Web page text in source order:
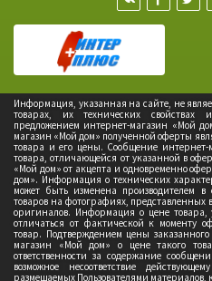
Информация, указанная на сайте, не
товарах, их технических свойствах
предложением интернет-магазин «Мой
магазин «Мой дом» полученной оферты
товара и его цены. Сообщение
товара, отличающейся от указанной в
«Мой дом» от акцепта и одновременно
дом». Информация о технических
может быть изменена производителем
товаров на фотографиях, представленных
оригиналов. Информация о цене товара,
отличаться от фактической к моменту
товар. Подтверждением цены
магазин «Мой дом» о цене такого
ответственности за содержание
возможное несоответствие
размещаемых Пользователями